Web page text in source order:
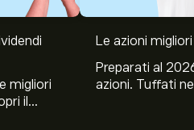
migliori
il
Le azioni
Preparati al
azioni. Tuffati